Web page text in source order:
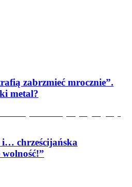
zabrzmieć mrocznie”.
metal?
chrześcijańska